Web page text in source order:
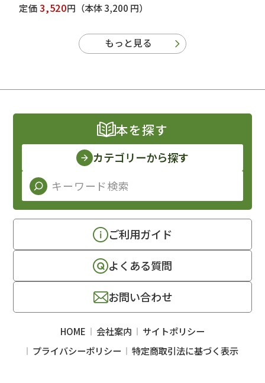
定価3,520円 （本体 3,200 円）
もっと見る
本を探す
カテゴリーから探す
ご利用ガイド
よくある質問
お問い合わせ
HOME 会社案内
サイトポリシー
プライバシーポリシー
特定商取引法に基づく表示